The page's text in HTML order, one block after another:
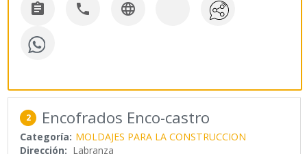
  
2 Encofrados Enco-castro
Categoría: MOLDAJES PARA LA CONSTRUCCION
Dirección: Labranza